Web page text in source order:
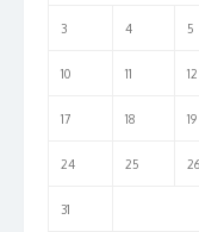
3 4 5
10 11 12
17 18 19
24 25 26
31